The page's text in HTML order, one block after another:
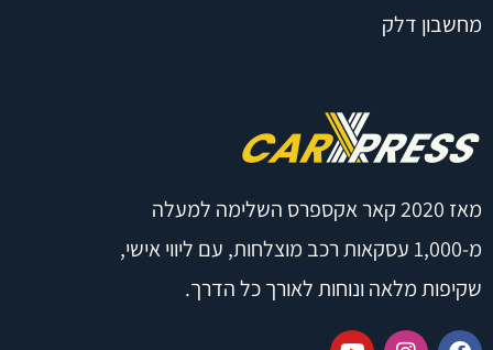
מחשבון דלק
מאז 2020 קאר אקספרס השלימה למעלה
מ-1,000 עסקאות רכב מוצלחות, עם ליווי אישי,
שקיפות מלאה ונוחות לאורך כל הדרך.